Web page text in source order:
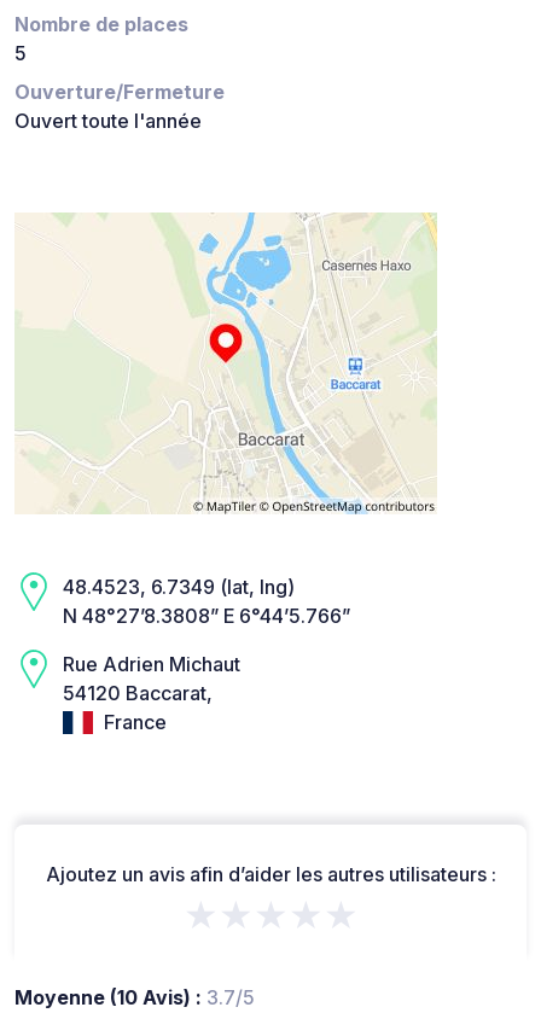
Nombre de places
5
Ouverture/Fermeture
Ouvert toute l'année
48.4523, 6.7349 (lat, lng)
N 48°27’8.3808” E 6°44’5.766”
Rue Adrien Michaut
54120 Baccarat,
France
Ajoutez un avis afin d’aider les autres utilisateurs :
★★★★★
Moyenne (10 Avis) : 3.7/5